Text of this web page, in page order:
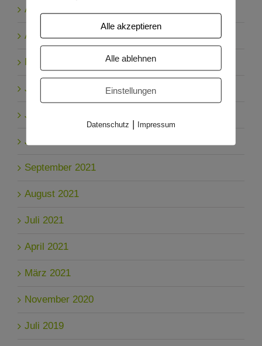
April 2024
April 2023
März 2023
Januar 2023
Juli 2022
Juni 2022
September 2021
August 2021
Juli 2021
April 2021
März 2021
November 2020
Juli 2019
Alle akzeptieren
Alle ablehnen
Einstellungen
Datenschutz | Impressum